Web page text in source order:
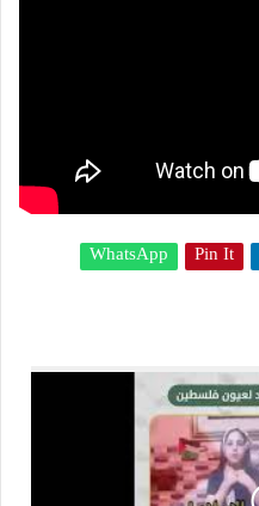
Pin It
WhatsApp